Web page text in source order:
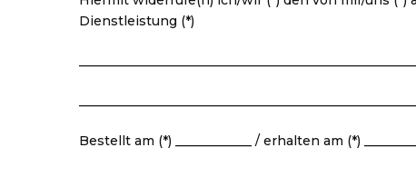
Dienstleistung (*)
Bestellt am (*) ____________ / erhalten am (*)